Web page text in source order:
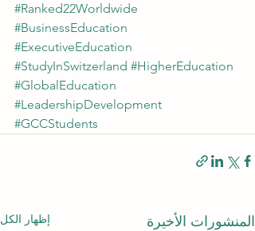
#Ranked22Worldwide
#BusinessEducation
#ExecutiveEducation
#StudyInSwitzerland #HigherEducation
#GlobalEducation
#LeadershipDevelopment
#GCCStudents
المنشورات الأخيرة إظهار الكل